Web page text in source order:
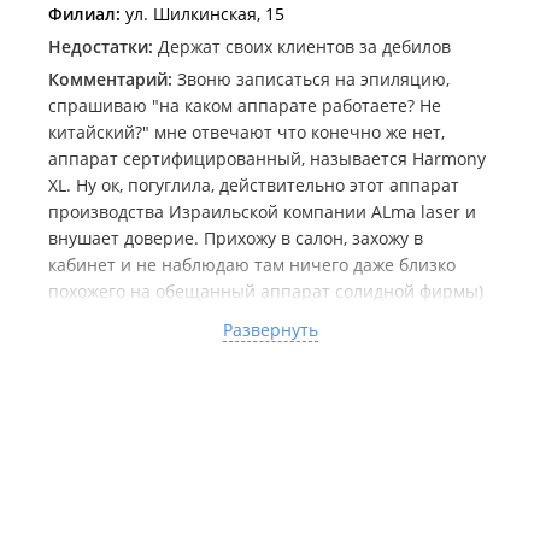
Филиал: ул. Шилкинская, 15
Недостатки: Держат своих клиентов за дебилов
Комментарий: Звоню записаться на эпиляцию,
спрашиваю "на каком аппарате работаете? Не
китайский?" мне отвечают что конечно же нет,
аппарат сертифицированный, называется Harmony
XL. Ну ок, погуглила, действительно этот аппарат
производства Израильской компании ALma laser и
внушает доверие. Прихожу в салон, захожу в
кабинет и не наблюдаю там ничего даже близко
похожего на обещанный аппарат солидной фирмы)
без каких-либо опознавательных знаков.
Развернуть